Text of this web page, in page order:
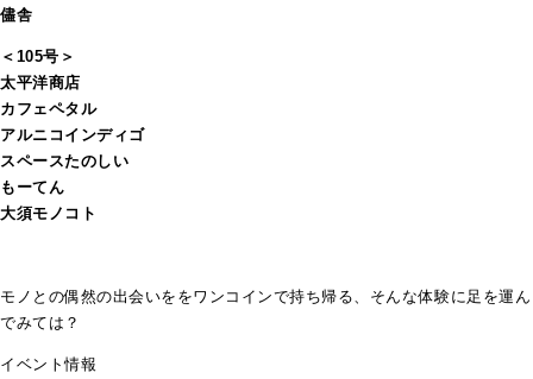
儘舎
＜105号＞
太平洋商店
カフェペタル
アルニコインディゴ
スペースたのしい
もーてん
大須モノコト
モノとの偶然の出会いををワンコインで持ち帰る、そんな体験に足を運ん
でみては？
イベント情報